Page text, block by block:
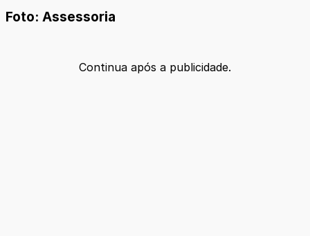
Foto: Assessoria
Continua após a publicidade.